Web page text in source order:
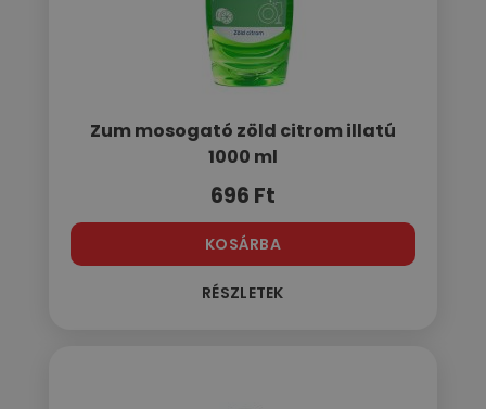
Zum mosogató zöld citrom illatú
1000 ml
696 Ft
KOSÁRBA
RÉSZLETEK